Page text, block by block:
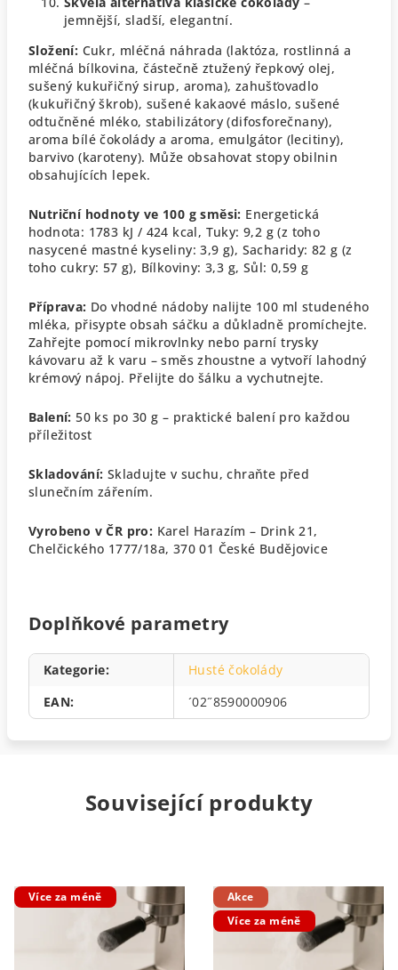
jemnější, sladší, elegantní.
Složení: Cukr, mléčná náhrada (laktóza, rostlinná a
mléčná bílkovina, částečně ztužený řepkový olej,
sušený kukuřičný sirup, aroma), zahušťovadlo
(kukuřičný škrob), sušené kakaové máslo, sušené
odtučněné mléko, stabilizátory (difosforečnany),
aroma bílé čokolády a aroma, emulgátor (lecitiny),
barvivo (karoteny). Může obsahovat stopy obilnin
obsahujících lepek.
Nutriční hodnoty ve 100 g směsi: Energetická
hodnota: 1783 kJ / 424 kcal, Tuky: 9,2 g (z toho
nasycené mastné kyseliny: 3,9 g), Sacharidy: 82 g (z
toho cukry: 57 g), Bílkoviny: 3,3 g, Sůl: 0,59 g
Příprava: Do vhodné nádoby nalijte 100 ml studeného
mléka, přisypte obsah sáčku a důkladně promíchejte.
Zahřejte pomocí mikrovlnky nebo parní trysky
kávovaru až k varu – směs zhoustne a vytvoří lahodný
krémový nápoj. Přelijte do šálku a vychutnejte.
Balení:50 ks po 30 g – praktické balení pro každou
příležitost
Skladování: Skladujte v suchu, chraňte před
slunečním zářením.
Vyrobeno v ČR pro: Karel Harazím – Drink 21,
Chelčického 1777/18a, 370 01 České Budějovice
Doplňkové parametry
Kategorie:
Husté čokolády
EAN: ´02˝8590000906
Související produkty
Více za méně
Akce
Více za méně